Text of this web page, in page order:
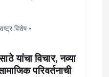
विशेष
यांचा विचार, नव्या
परिवर्तनाची